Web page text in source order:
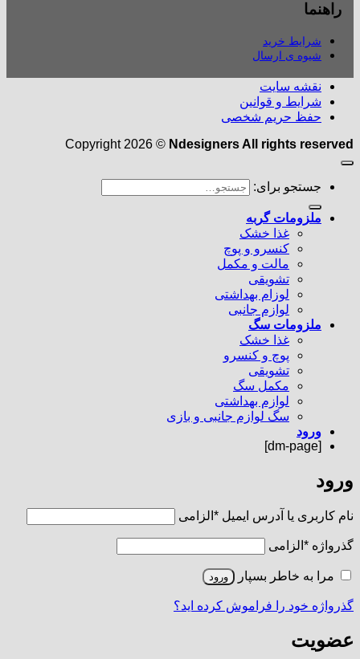
راهنما
شرایط خرید
شیوه ی ارسال
نقشه سایت
شرایط و قوانین
حفظ حریم شخصی
Copyright 2026 © Ndesigners All rights reserved
جستجو برای:
ملزومات گربه
غذا خشک
کنسرو و پوچ
مالت و مکمل
تشویقی
لوزام بهداشتی
لوازم جانبی
ملزومات سگ
غذا خشک
پوچ و کنسرو
تشویقی
مکمل سگ
لوازم بهداشتی
سگ لوازم جانبی و بازی
ورود
[dm-page]
ورود
نام کاربری یا آدرس ایمیل * الزامی
گذرواژه * الزامی
مرا به خاطر بسپار ورود
گذرواژه خود را فراموش کرده اید؟
عضویت